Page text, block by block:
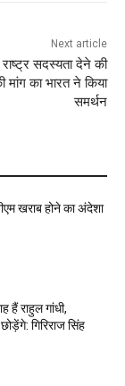
Next article
सदस्यता देने की
मांग का भारत ने किया
समर्थन
खराब होने का अंदेशा
हैं राहुल गांधी,
गिरिराज सिंह